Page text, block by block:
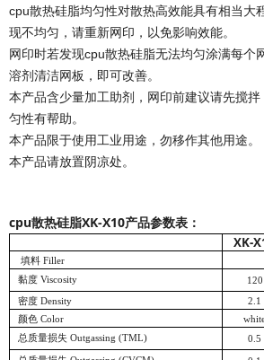
cpu散热硅脂均匀性对散热高效能具有相当大
现不均匀，请重新网印，以免影响效能。
网印时若发现cpu散热硅脂无法均匀涂满每个
溶剂清洁网板，即可改善。
本产品含少量加工助剂，网印前建议请先搅拌
匀性有帮助。
本产品限于使用工业用途，勿移作其他用途。
本产品请放置阴凉处。
cpu散热硅脂XK-X10产品参数表：
XK-
填料 Filler
黏度 Viscosity 120
密度 Density 2.1
颜色 Color
总质量损失 Outgassing (TML) 0.5